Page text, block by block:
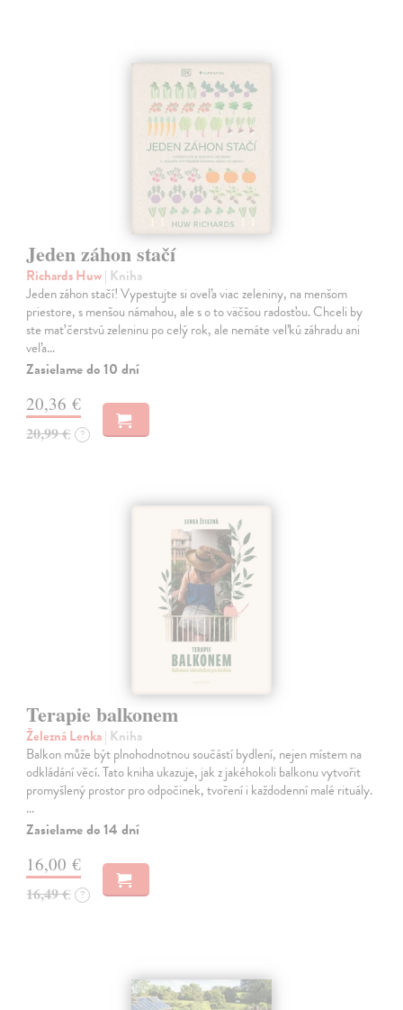
Jeden záhon stačí
Richards Huw| Kniha
Jeden záhon stačí! Vypestujte si oveľa viac zeleniny, na menšom
priestore, s menšou námahou, ale s o to väčšou radosťou. Chceli by
ste mať čerstvú zeleninu po celý rok, ale nemáte veľkú záhradu ani
veľa…
Zasielame do 10 dní
20,36 €
20,99 € ?
Terapie balkonem
Železná Lenka| Kniha
Balkon může být plnohodnotnou součástí bydlení, nejen místem na
odkládání věcí. Tato kniha ukazuje, jak z jakéhokoli balkonu vytvořit
promyšlený prostor pro odpočinek, tvoření i každodenní malé rituály.
…
Zasielame do 14 dní
16,00 €
16,49 € ?